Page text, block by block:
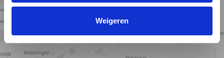
Weigeren